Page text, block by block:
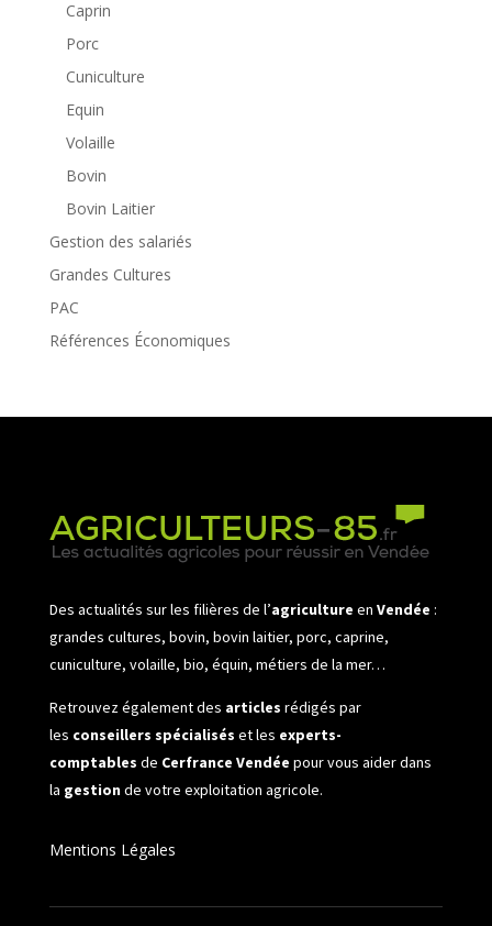
Caprin
Porc
Cuniculture
Equin
Volaille
Bovin
Bovin Laitier
Gestion des salariés
Grandes Cultures
PAC
Références Économiques
Des actualités sur les filières de l’agriculture en Vendée :
grandes cultures, bovin, bovin laitier, porc, caprine,
cuniculture, volaille, bio, équin, métiers de la mer…
Retrouvez également des articles rédigés par
les conseillers spécialisés et les experts-
comptables de Cerfrance Vendée pour vous aider dans
la gestionde votre exploitation agricole.
Mentions Légales